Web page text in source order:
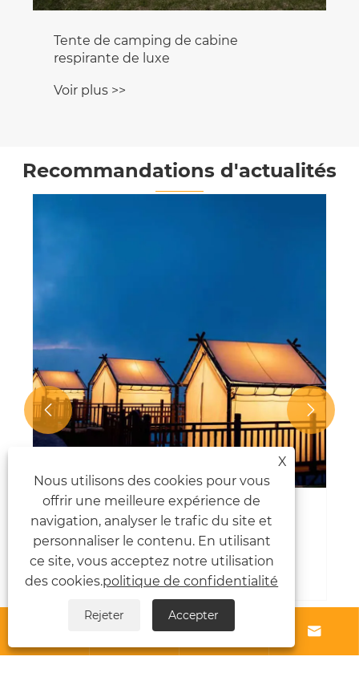
Tente de camping de cabine
respirante de luxe
Voir plus >>
Recommandations d'actualités
Hébergement Tente de camping en
plein air: un abri fiable dans
l'exploration de la nature
Voir plus >>
 
À propos de nous
 
X
Nous utilisons des cookies pour vous
offrir une meilleure expérience de
navigation, analyser le trafic du site et
personnaliser le contenu. En utilisant
ce site, vous acceptez notre utilisation
des cookies.politique de confidentialité
Rejeter Accepter